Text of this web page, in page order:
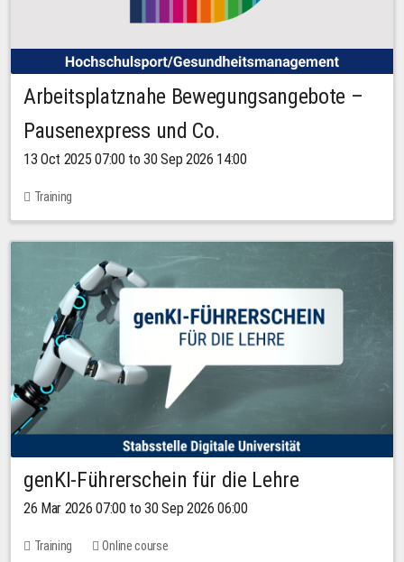
Arbeitsplatznahe Bewegungsangebote –
Pausenexpress und Co.
13 Oct 2025 07:00 to 30 Sep 2026 14:00
Training
genKI-Führerschein für die Lehre
26 Mar 2026 07:00 to 30 Sep 2026 06:00
Training Online course